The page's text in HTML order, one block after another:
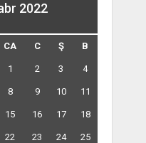
2022
CA C Ş B
1 2 3 4
8 9 10 11
15 16 17 18
22 23 24 25